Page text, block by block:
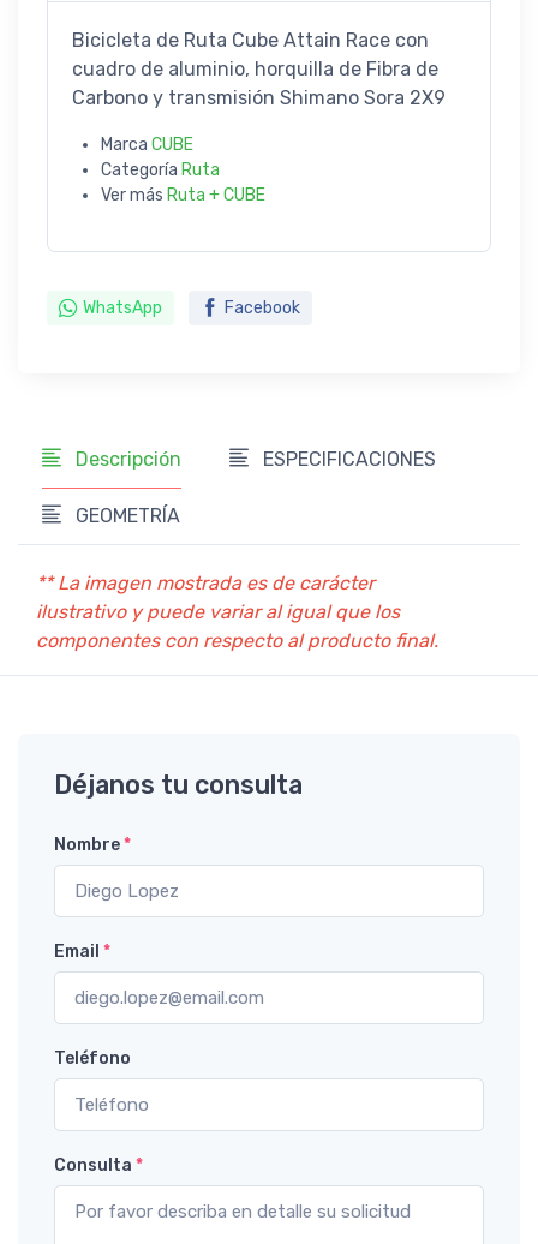
Bicicleta de Ruta Cube Attain Race con
cuadro de aluminio, horquilla de Fibra de
Carbono y transmisión Shimano Sora 2X9
Marca CUBE
Categoría Ruta
Ver más Ruta + CUBE
WhatsApp Facebook
Descripción ESPECIFICACIONES
GEOMETRÍA
** La imagen mostrada es de carácter
ilustrativo y puede variar al igual que los
componentes con respecto al producto final.
Déjanos tu consulta
Nombre*
Email *
Teléfono
Consulta *